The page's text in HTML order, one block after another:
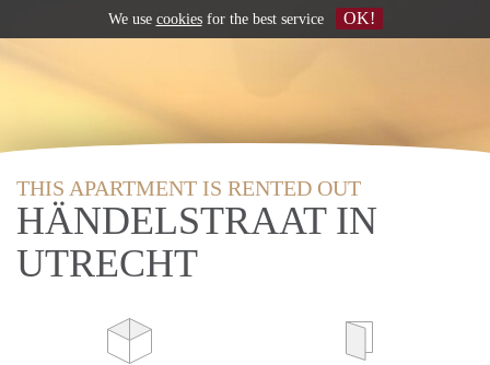
THIS APARTMENT IS RENTED OUT
HÄNDELSTRAAT IN
UTRECHT
We use cookiesfor the best service OK!